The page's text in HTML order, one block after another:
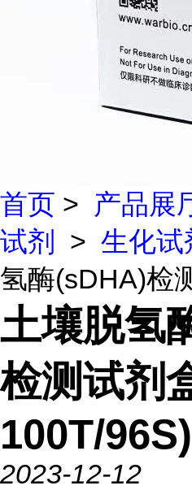
首页 > 产品展
试剂 > 生化试
氢酶(sDHA)检
土壤脱氢
检测试剂
100T/96S)
2023-12-12